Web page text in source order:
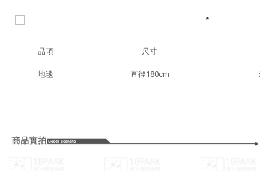
品項 尺寸
地毯 直徑180cm 米